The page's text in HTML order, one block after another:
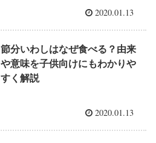
2020.01.13
節分いわしはなぜ食べる？由来
や意味を子供向けにもわかりや
すく解説
2020.01.13